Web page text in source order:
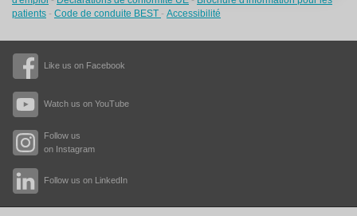
Like us on Facebook
Watch us on YouTube
Follow us
on Instagram
Follow us on LinkedIn
patients - Code de conduite BEST - Accessibilité